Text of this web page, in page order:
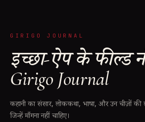
GIRIGO JOURNAL
इच्छा-ऐप के फील्ड
Girigo Journal
कहानी का संसार, लोककथा, भाषा, और उन चीज़ों की
जिन्हें माँगना नहीं चाहिए।